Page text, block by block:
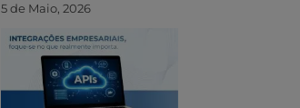
5 de Maio, 2026